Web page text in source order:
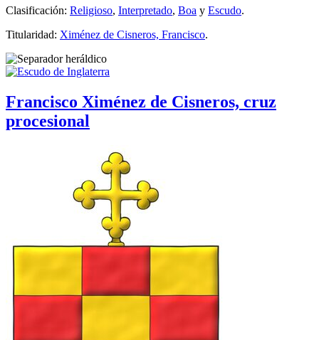
Clasificación: Religioso, Interpretado, Boa y Escudo.
Titularidad: Ximénez de Cisneros, Francisco.
Francisco Ximénez de Cisneros, cruz
procesional